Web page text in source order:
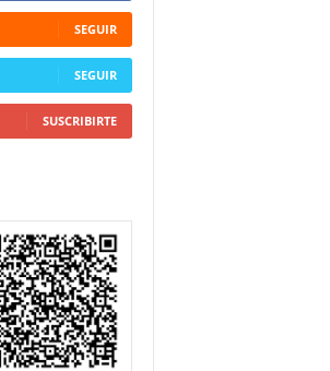
SEGUIR
SEGUIR
SUSCRIBIRTE